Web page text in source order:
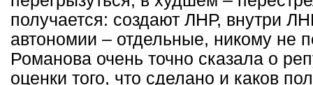
получается: создают ЛНР, внутри
автономии – отдельные, никому
Романова очень точно сказала о
оценки того, что сделано и каков